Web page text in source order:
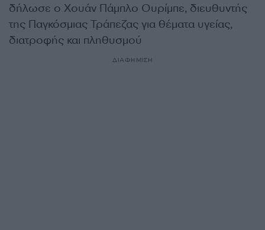
δήλωσε ο Χουάν Πάμπλο Ουρίμπε, διευθυντής
της Παγκόσμιας Τράπεζας για θέματα υγείας,
διατροφής και πληθυσμού
ΔΙΑΦΗΜΙΣΗ